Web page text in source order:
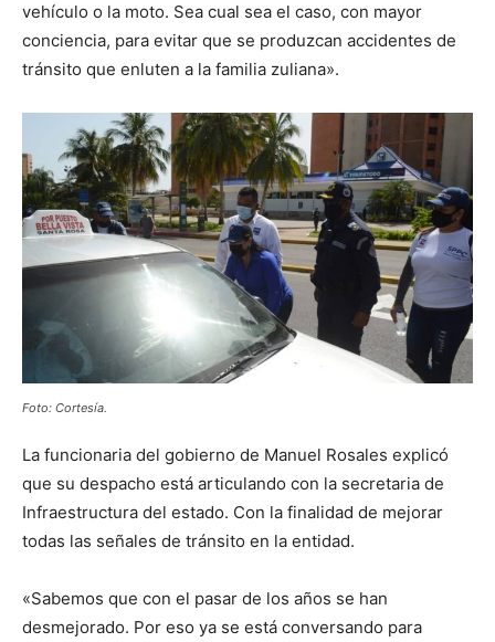
vehículo o la moto. Sea cual sea el caso, con mayor
conciencia, para evitar que se produzcan accidentes de
tránsito que enluten a la familia zuliana».
Foto: Cortesía.
La funcionaria del gobierno de Manuel Rosales explicó
que su despacho está articulando con la secretaria de
Infraestructura del estado. Con la finalidad de mejorar
todas las señales de tránsito en la entidad.
«Sabemos que con el pasar de los años se han
desmejorado. Por eso ya se está conversando para